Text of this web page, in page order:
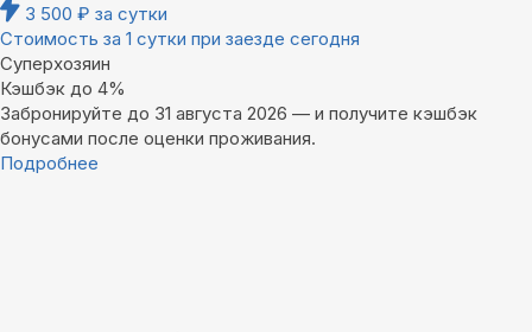
3 500 ₽ за сутки
Стоимость за 1 сутки при заезде сегодня
Суперхозяин
Кэшбэк до 4%
Забронируйте до 31 августа 2026 — и получите кэшбэк
бонусами после оценки проживания.
Подробнее